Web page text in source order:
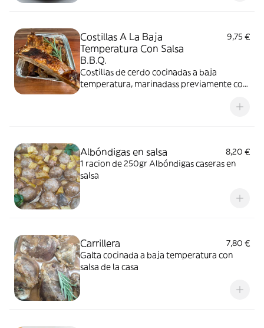
Costillas A La Baja
Temperatura Con Salsa
B.B.Q.
9,75 €
Costillas de cerdo cocinadas a baja
temperatura, marinadass previamente con
Albóndigas en salsa
8,20 €
1 racion de 250gr Albóndigas caseras en
salsa
Carrillera
7,80 €
Galta cocinada a baja temperatura con
salsa de la casa